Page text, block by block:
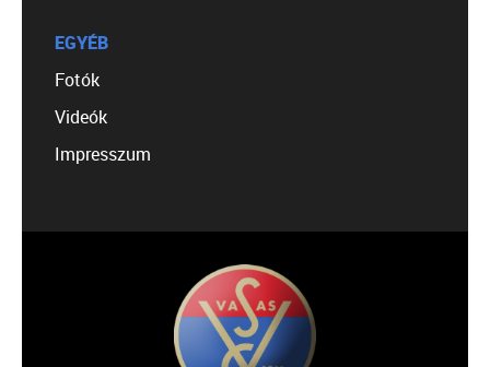
EGYÉB
Fotók
Videók
Impresszum